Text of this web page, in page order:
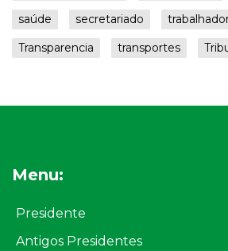
saúde
secretariado
Transparencia
transportes
Menu:
Presidente
Antigos Presidentes